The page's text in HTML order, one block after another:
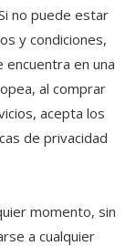
no puede estar
y condiciones,
encuentra en una
al comprar
acepta los
de privacidad
momento, sin
a cualquier